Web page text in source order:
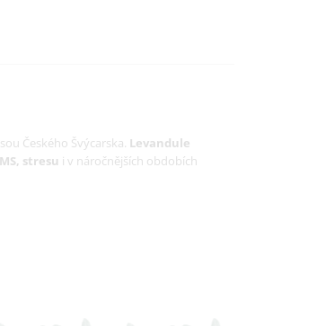
Českého Švýcarska. Levandule
stresu i v náročnějších obdobích